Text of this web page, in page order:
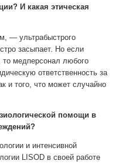
И какая этическая
— ультрабыстрого
засыпает. Но если
то медперсонал любого
ответственность за
и того, что может случайно
помощи в
и интенсивной
LISOD в своей работе